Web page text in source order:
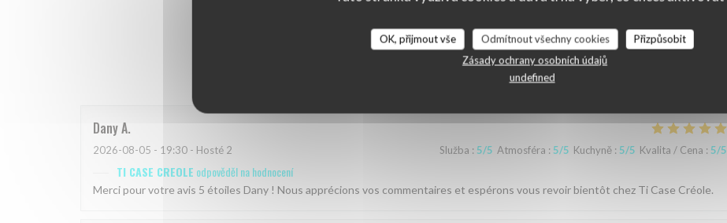
OK, přijmout vše Odmítnout všechny cookies
Přizpůsobit
Zásady ochrany osobních údajů
undefined
Hodnocení našich zákazníků
DanyA
2026-08-05 - 19:30 - Hosté 2 Služba : 5/5 Atmosféra : 5/5 Kuchyně : 5/5 Kvalita / Cena : 5/5
TI CASE CREOLE odpověděl na hodnocení
Merci pour votre avis 5 étoiles Dany ! Nous apprécions vos commentaires et espérons vous revoir bientôt chez Ti Case Créole.